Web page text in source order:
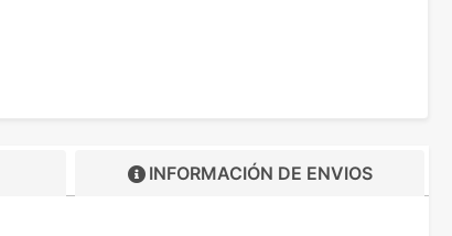
INFORMACIÓN DE ENVIOS